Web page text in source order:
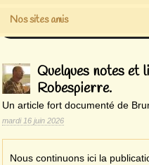
Nos sites amis
Quelques notes et
Robespierre.
Un article fort documenté de
mardi 16 juin 2026
Nous continuons ici la